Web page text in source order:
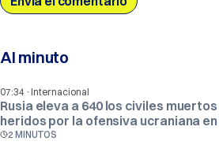
Al minuto
07:34 · Internacional
Rusia eleva a 640 los civiles muertos
heridos por la ofensiva ucraniana
2 MINUTOS